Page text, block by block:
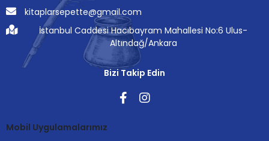
kitaplarsepette@gmail.com
İstanbul Caddesi Hacıbayram Mahallesi No:6 Ulus-
Altındağ/Ankara
Bizi Takip Edin
Mobil Uygulamalarımız